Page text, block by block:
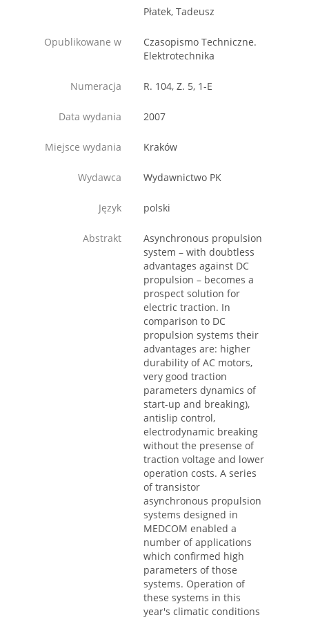
Płatek, Tadeusz
Opublikowane w
Czasopismo Techniczne.
Elektrotechnika
Numeracja R. 104, Z. 5, 1-E
Data wydania 2007
Miejsce wydania Kraków
Wydawca Wydawnictwo PK
Język polski
Abstrakt
Asynchronous propulsion
system – with doubtless
advantages against DC
propulsion – becomes a
prospect solution for
electric traction. In
comparison to DC
propulsion systems their
advantages are: higher
durability of AC motors,
very good traction
parameters dynamics of
start-up and breaking),
antislip control,
electrodynamic breaking
without the presense of
traction voltage and lower
operation costs. A series
of transistor
asynchronous propulsion
systems designed in
MEDCOM enabled a
number of applications
which confirmed high
parameters of those
systems. Operation of
these systems in this
year's climatic conditions